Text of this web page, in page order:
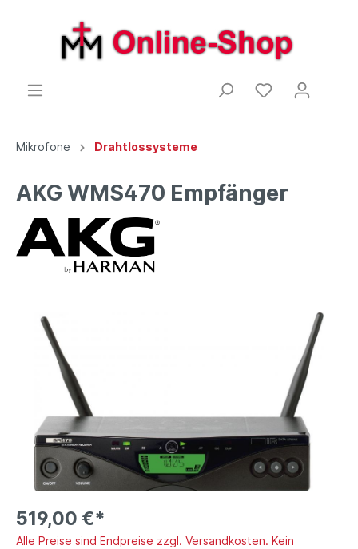
Mikrofone Drahtlossysteme
AKG WMS470 Empfänger
519,00 €*
Alle Preise sind Endpreise zzgl. Versandkosten. Kein